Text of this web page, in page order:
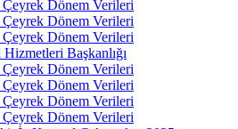
Çeyrek Dönem Verileri
Çeyrek Dönem Verileri
Çeyrek Dönem Verileri
Hizmetleri Başkanlığı
Çeyrek Dönem Verileri
Çeyrek Dönem Verileri
Çeyrek Dönem Verileri
Çeyrek Dönem Verileri